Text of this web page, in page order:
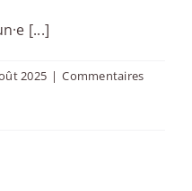
[...]
2025 | Commentaires